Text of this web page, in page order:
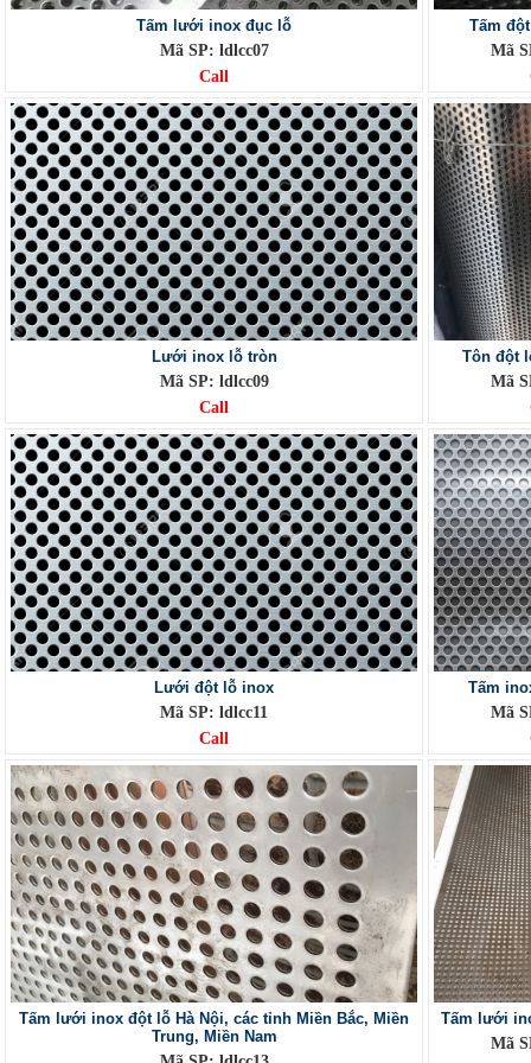
Tấm lưới inox đục lỗ
Mã SP: ldlcc07
Call
Tấm
Mã
Lưới inox lỗ tròn
Mã SP: ldlcc09
Call
Tôn đột
Mã
Lưới đột lỗ inox
Mã SP: ldlcc11
Call
Tấm
Mã
Tấm lưới inox đột lỗ Hà Nội, các tỉnh Miền Bắc, Miền
Trung, Miền Nam
Tấm lưới
Mã